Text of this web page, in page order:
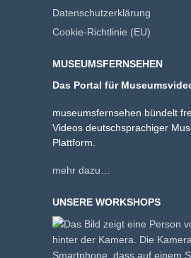
Datenschutzerklärung
Cookie-Richtlinie (EU)
MUSEUMSFERNSEHEN
Das Portal für
museumsfernsehen bündelt
Videos deutschsprachiger
Plattform.
mehr dazu…
UNSERE WORKSHOPS